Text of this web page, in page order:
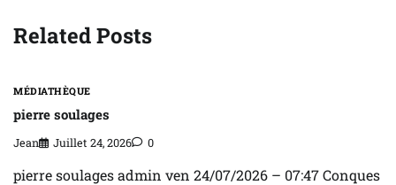
Related Posts
MÉDIATHÈQUE
pierre soulages
Jean Juillet 24, 2026 0
pierre soulages admin ven 24/07/2026 – 07:47 Conques